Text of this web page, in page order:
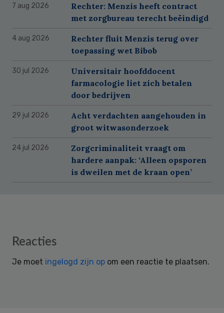
7 aug 2026
Rechter: Menzis heeft contract
met zorgbureau terecht beëindigd
4 aug 2026
Rechter fluit Menzis terug over
toepassing wet Bibob
30 jul 2026
Universitair hoofddocent
farmacologie liet zich betalen
door bedrijven
29 jul 2026
Acht verdachten aangehouden in
groot witwasonderzoek
24 jul 2026
Zorgcriminaliteit vraagt om
hardere aanpak: ‘Alleen opsporen
is dweilen met de kraan open’
Reader
Reacties
Je moet ingelogd zijn op om een reactie te plaatsen.